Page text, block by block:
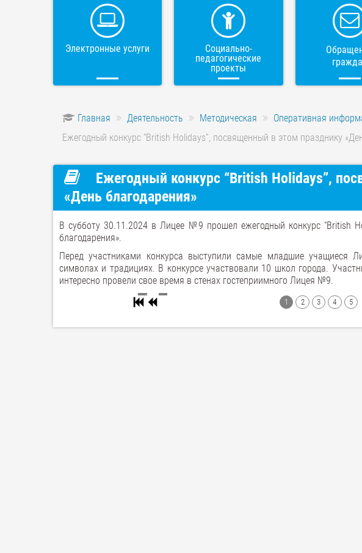
Электронные услуги
Социально-
педагогические
проекты
Главная Деятельность Методическая
Оперативная
Ежегодный конкурс “British Holidays”, посвященный в этом празднику
Ежегодный конкурс “British Holidays”,
«День благодарения»
В субботу 30.11.2024 в Лицее №9 прошел ежегодный конкурс “British
благодарения».
Перед участниками конкурса выступили самые младшие
символах и традициях. В конкурсе участвовали 10 школ города.
интересно провели свое время в стенах гостеприимного Лицея №9.
1 2 3 4 5